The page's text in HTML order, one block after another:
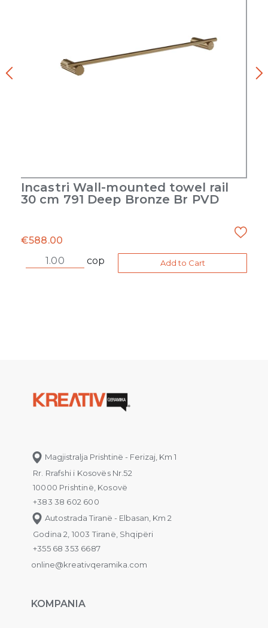
Incastri Wall-mounted towel rail
30 cm 791 Deep Bronze Br PVD
€588.00
cop
Add to Cart
Magjistralja Prishtinë - Ferizaj, Km 1
Rr. Rrafshi i Kosovës Nr.52
10000 Prishtinë, Kosovë
+383 38 602 600
Autostrada Tiranë - Elbasan, Km 2
Godina 2, 1003 Tiranë, Shqipëri
+355 68 353 6687
online@kreativqeramika.com
KOMPANIA